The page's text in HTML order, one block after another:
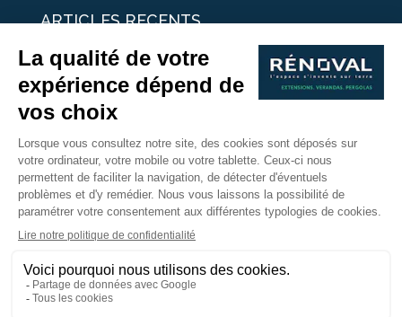
ARTICLES RECENTS
25 idées de vérandas design
Un été pour une véranda
Portes Ouvertes Véranda Extension Suisse | 26-27 Juin
Une ombre avec une pergola aluminium
portes ouvertes véranda sur mesure
Nous Suivre